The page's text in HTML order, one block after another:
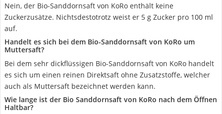
Nein, der Bio-Sanddornsaft von KoRo enthält keine
Zuckerzusätze. Nichtsdestotrotz weist er 5 g Zucker pro 100 ml
auf.
Handelt es sich bei dem Bio-Sanddornsaft von KoRo um
Muttersaft?
Bei dem sehr dickflüssigen Bio-Sanddornsaft von KoRo handelt
es sich um einen reinen Direktsaft ohne Zusatzstoffe, welcher
auch als Muttersaft bezeichnet werden kann.
Wie lange ist der Bio Sanddornsaft von KoRo nach dem Öffnen
Haltbar?